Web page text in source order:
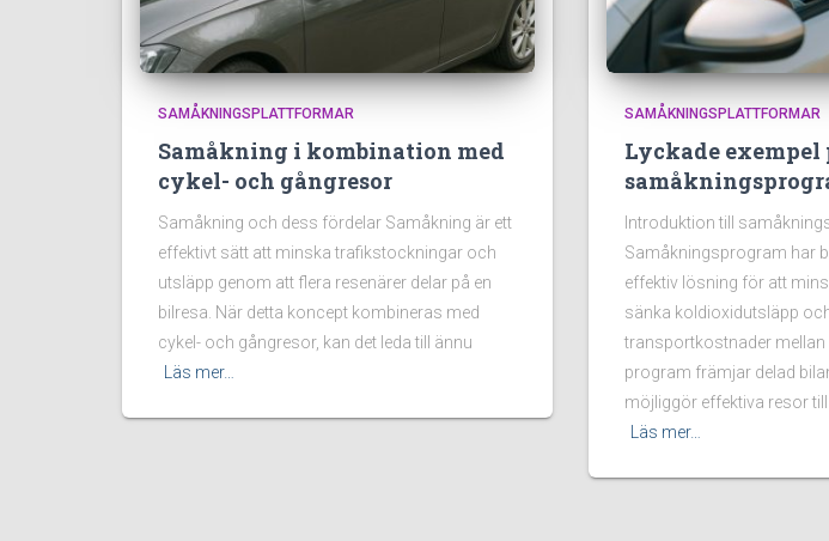
SAMÅKNINGSPLATTFORMAR
Samåkning i kombination med
cykel- och gångresor
Samåkning och dess fördelar Samåkning är ett
effektivt sätt att minska trafikstockningar och
utsläpp genom att flera resenärer delar på en
bilresa. När detta koncept kombineras med
cykel- och gångresor, kan det leda till ännu
Läs mer…
SAMÅKNINGSPLATTFORMAR
Lyckade exempel
Introduktion till
Samåkningsprogram har
effektiv lösning för att
sänka koldioxidutsläpp
transportkostnader mellan
program främjar delad
möjliggör effektiva resor
Läs mer…